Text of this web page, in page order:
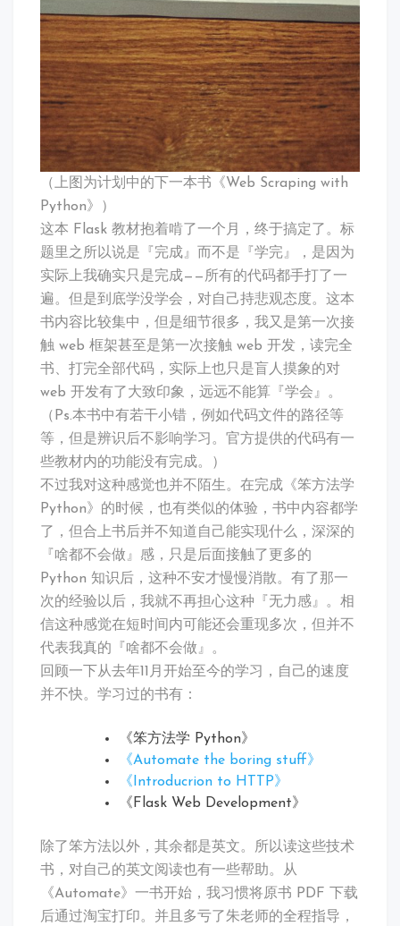
（上图为计划中的下一本书《Web Scraping with
Python》）
这本 Flask 教材抱着啃了一个月，终于搞定了。标
题里之所以说是『完成』而不是『学完』，是因为
实际上我确实只是完成——所有的代码都手打了一
遍。但是到底学没学会，对自己持悲观态度。这本
书内容比较集中，但是细节很多，我又是第一次接
触 web 框架甚至是第一次接触 web 开发，读完全
书、打完全部代码，实际上也只是盲人摸象的对
web 开发有了大致印象，远远不能算『学会』。
（Ps.本书中有若干小错，例如代码文件的路径等
等，但是辨识后不影响学习。官方提供的代码有一
些教材内的功能没有完成。）
不过我对这种感觉也并不陌生。在完成《笨方法学
Python》的时候，也有类似的体验，书中内容都学
了，但合上书后并不知道自己能实现什么，深深的
『啥都不会做』感，只是后面接触了更多的
Python 知识后，这种不安才慢慢消散。有了那一
次的经验以后，我就不再担心这种『无力感』。相
信这种感觉在短时间内可能还会重现多次，但并不
代表我真的『啥都不会做』。
回顾一下从去年11月开始至今的学习，自己的速度
并不快。学习过的书有：
《笨方法学 Python》
《Automate the boring stuff》
《Introducrion to HTTP》
《Flask Web Development》
除了笨方法以外，其余都是英文。所以读这些技术
书，对自己的英文阅读也有一些帮助。从
《Automate》一书开始，我习惯将原书 PDF 下载
后通过淘宝打印。并且多亏了朱老师的全程指导，